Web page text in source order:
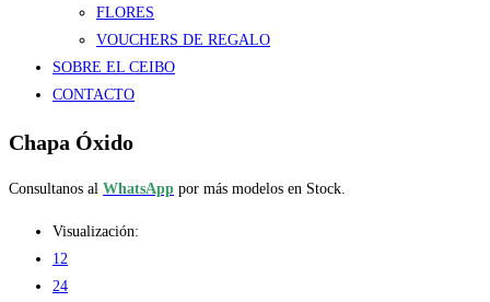
FLORES
VOUCHERS DE REGALO
SOBRE EL CEIBO
CONTACTO
Chapa Óxido
Consultanos al WhatsApp por más modelos en Stock.
Visualización:
12
24